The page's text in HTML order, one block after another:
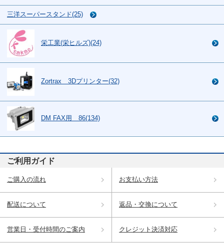
三洋スーパースタンド(25)
栄工業(栄ヒルズ)(24)
Zortrax 3Dプリンター(32)
DM FAX用 86(134)
ご利用ガイド
ご購入の流れ お支払い方法
配送について 返品・交換について
営業日・受付時間のご案内 クレジット決済対応